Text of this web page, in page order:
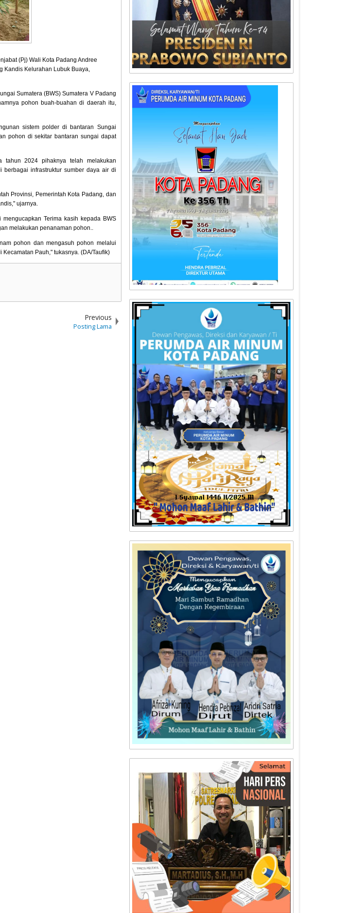
(Pj) Wali Kota Padang Andree
Kandis Kelurahan Lubuk Buaya,
Sumatera (BWS) Sumatera V Padang
pohon buah-buahan di daerah itu,
sistem polder di bantaran Sungai
pohon di sekitar bantaran sungai dapat
tahun 2024 pihaknya telah melakukan
infrastruktur sumber daya air di
Provinsi, Pemerintah Kota Padang, dan
ujarnya.
Terima kasih kepada BWS
melakukan penanaman pohon..
pohon dan mengasuh pohon melalui
Pauh," tukasnya. (DA/Taufik)
Previous
Posting Lama